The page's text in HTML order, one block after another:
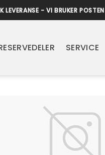
LEVERANSE - VI BRUKER
SERVICE